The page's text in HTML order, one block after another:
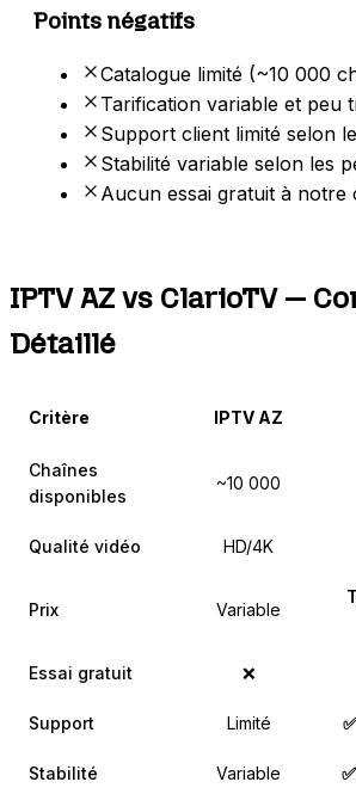
Points négatifs
Catalogue limité (~10 000
Tarification variable et peu
Support client limité selon
Stabilité variable selon les
Aucun essai gratuit à notre
IPTV AZ vs ClarioTV —
Détaillé
Critère IPTV AZ
Chaînes
disponibles
~10 000
Qualité vidéo HD/4K
Prix Variable
Essai gratuit ❌
Support Limité
Stabilité Variable